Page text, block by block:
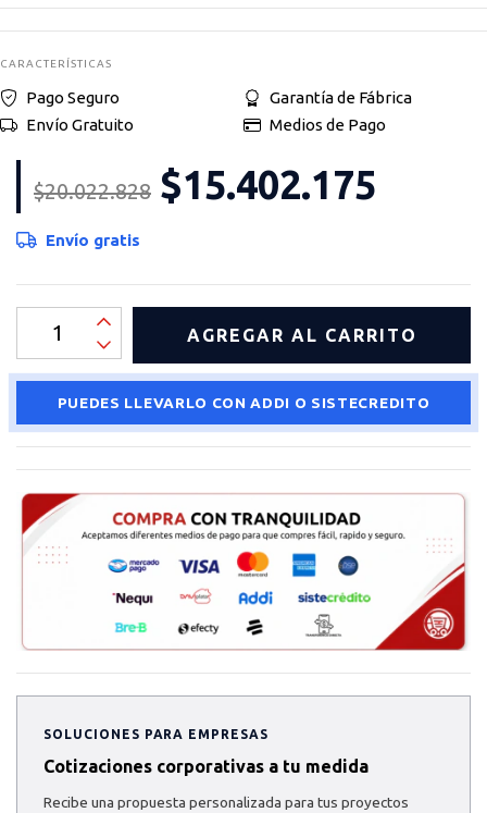
CARACTERÍSTICAS
Pago Seguro
Envío Gratuito
Garantía de Fábrica
Medios de Pago
$20.022.828 $15.402.175
Envío gratis
PUEDES LLEVARLO CON ADDI O SISTECREDITO
SOLUCIONES PARA EMPRESAS
Cotizaciones corporativas a tu medida
Recibe una propuesta personalizada para tus proyectos